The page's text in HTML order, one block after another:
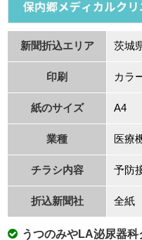
新聞折込エリア 茨城
印刷 カラ
紙のサイズ A4
業種 医療
チラシ内容 予防
折込新聞社 全紙
うつのみやLA泌尿器科